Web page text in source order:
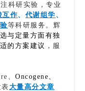
注科研实验，专业
互作、 代谢组学 、
等科研服务。辉
与定量方面有独
的方案建议 ， 服
、Oncogene、
大量高分文章